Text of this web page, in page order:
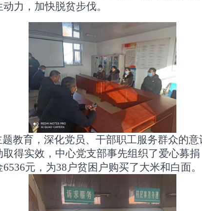
力，加快脱贫步伐。
题教育，深化党员、干部职工服务群众的
得实效，中心党支部事先组织了爱心募
元，为38户贫困户购买了大米和白面。